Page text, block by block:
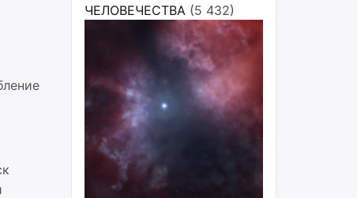
ЧЕЛОВЕЧЕСТВА (5 432)